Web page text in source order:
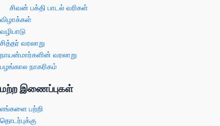
சிவன் பக்தி பாடல் வரிகள்
விழாக்கள்
வழிபாடு
சித்தர் வரலாறு
நாயன்மார்களின் வரலாறு
பழங்கால நாகரிகம்
மற்ற இணைப்புகள்
எங்களை பற்றி
தொடர்புக்கு